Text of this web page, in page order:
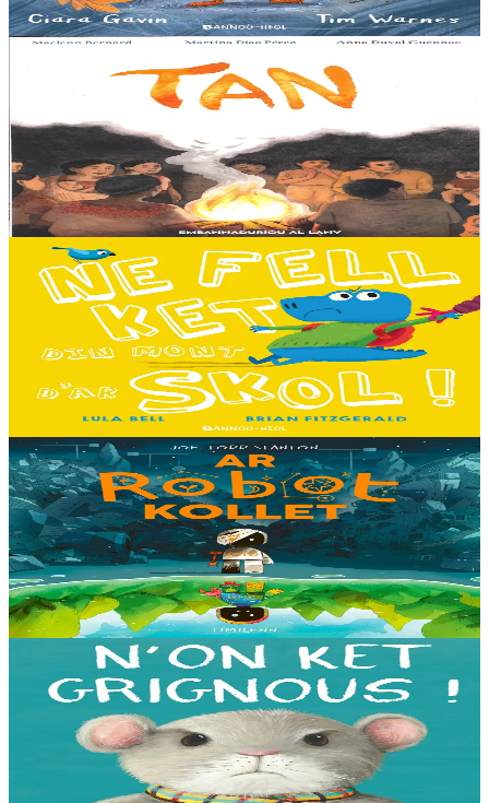
Er stok13,00 €
8 vloaz hag ouzhpenn
E penn uhelañ an torgennoù glas, lec'h ma vez goloet ar menezioù
gant latar ar beurevezhioù disafar, eo kludet ar gêriadennig vaya
anvet Sakamch'en. En tu all...
Er stok 11,00 €
3 bloaz hag ouzhpenn
Bannoù-heol
Ne fell ket din mont d'ar skol !
Hiziv emañ devezh skol kentañ Logodennig ha Dinosaorig. Ne fell
ket dezho mont, tamm ebet ! Pa grogo ar c'hentelioù avat e vo ur
pezh mell souezhenn....
13,00 €
8 vloaz hag ouzhpenn
Timilenn
Ar Robot kollet
E kreiz-kreiz un toull-lastez... ez eus ur robotig torret o tihuniñ. N’en
deus ket soñj eus pelec’h eo deuet nag abaoe pegeit emañ aze, met
gouzout a ra n’eo...
Er stok 14,00 €
3 bloaz hag ouzhpenn
Bannoù-heol
N'on ket grignous !
E penn ar c’hoad ez eus ul logodenn vihan o chom. Brudet eo
Logodennig evit bezañ grignousañ ha teodekañ logodenn ar vro. Un
deiz en em gav gant ur broc’hig...